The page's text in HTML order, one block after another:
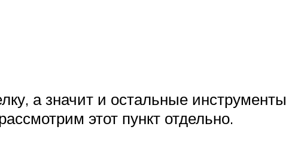
а значит и остальные инструменты
этот пункт отдельно.